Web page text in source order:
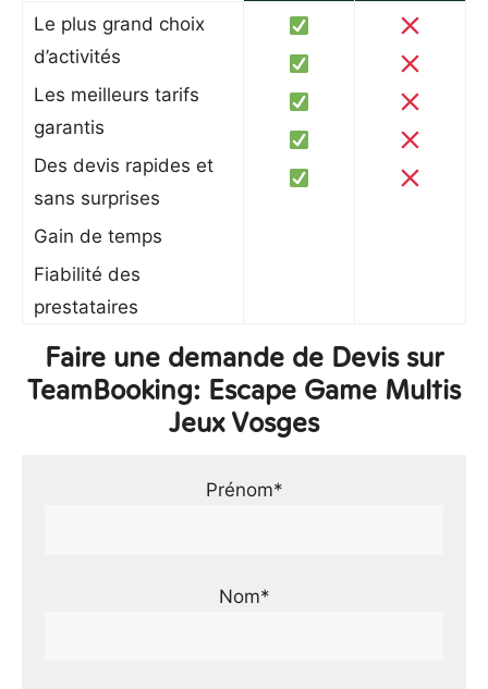
Le plus grand choix
d’activités
Les meilleurs tarifs
garantis
Des devis rapides et
sans surprises
Gain de temps
Fiabilité des
prestataires
Faire une demande de Devis sur
TeamBooking: Escape Game Multis
Jeux Vosges
Prénom*
Nom*